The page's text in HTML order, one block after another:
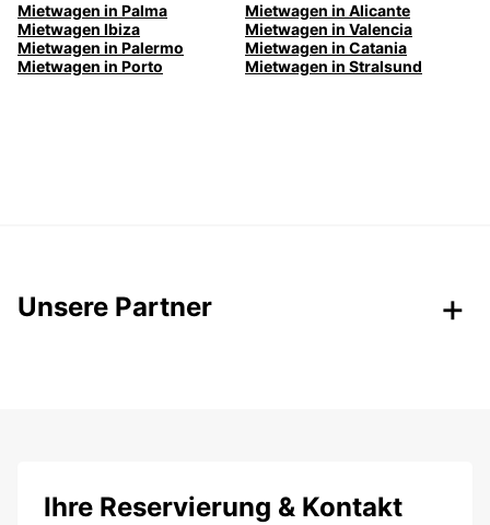
Mietwagen in Palma
Mietwagen in Alicante
Mietwagen Ibiza
Mietwagen in Valencia
Mietwagen in Palermo
Mietwagen in Catania
Mietwagen in Porto
Mietwagen in Stralsund
Unsere Partner
Ihre Reservierung & Kontakt